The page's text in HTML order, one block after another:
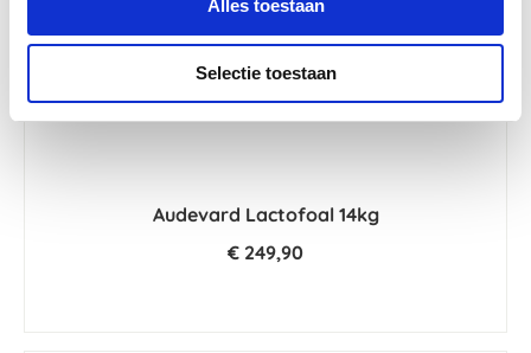
Alles toestaan
Selectie toestaan
Audevard Lactofoal 14kg
€ 249,90